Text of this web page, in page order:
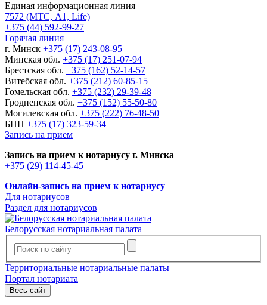
Единая информационная линия
7572 (МТС, A1, Life)
+375 (44) 592-99-27
Горячая линия
г. Минск +375 (17) 243-08-95
Минская обл. +375 (17) 251-07-94
Брестская обл. +375 (162) 52-14-57
Витебская обл. +375 (212) 60-85-15
Гомельская обл. +375 (232) 29-39-48
Гродненская обл. +375 (152) 55-50-80
Могилевская обл. +375 (222) 76-48-50
БНП +375 (17) 323-59-34
Запись на прием
Запись на прием к нотариусу г. Минска
+375 (29) 114-45-45
Онлайн-запись на прием к нотариусу
Для нотариусов
Раздел для нотариусов
Белорусская нотариальная палата
Территориальные нотариальные палаты
Портал нотариата
Весь сайт